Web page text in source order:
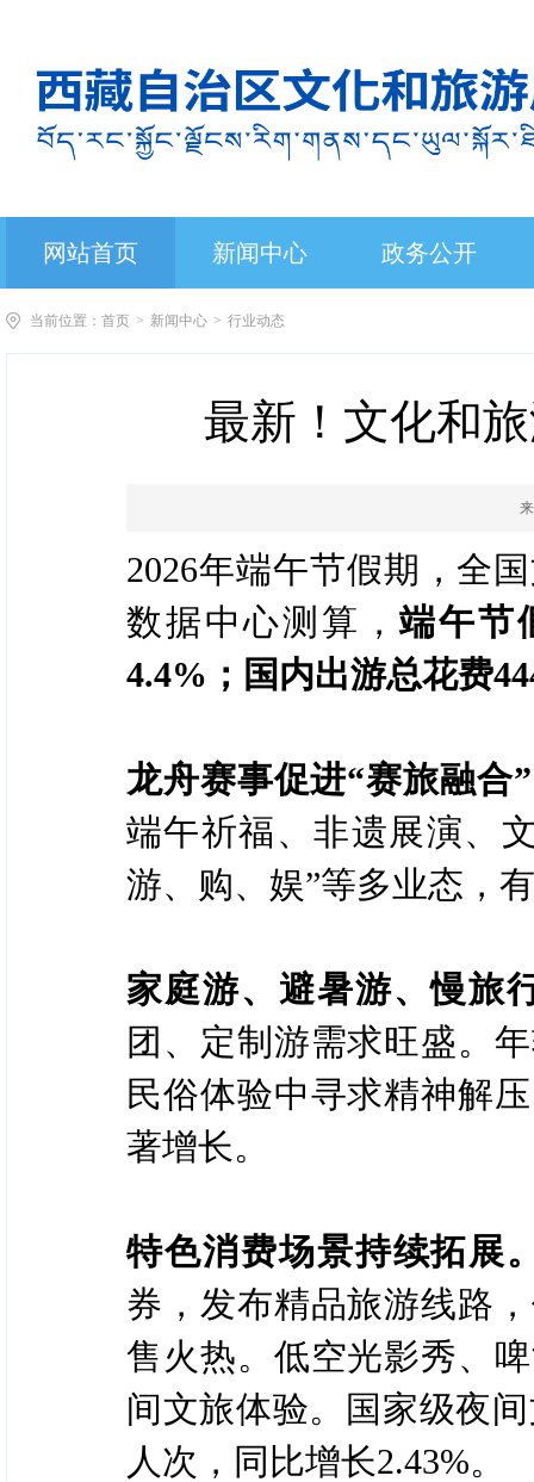
网站首页 新闻中心 政务公开
当前位置： 首页 > 新闻中心 > 行业动态
最新！文化和
2026年端午节假期，全
数据中心测算，端午节
4.4%；国内出游总花费
龙舟赛事促进“赛旅融合
端午祈福、非遗展演、
游、购、娱”等多业态，
家庭游、避暑游、慢旅
团、定制游需求旺盛。
民俗体验中寻求精神解
著增长。
特色消费场景持续拓展
券，发布精品旅游线路
售火热。低空光影秀、
间文旅体验。国家级夜
人次，同比增长2.43%。